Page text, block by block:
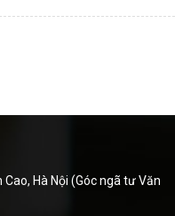
Hà Nội (Góc ngã tư Văn